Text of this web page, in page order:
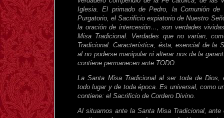
Iglesia. El primado de Pedro, la Comunión
Purgatorio, el Sacrificio expiatorio de Nuestro
la oración de intercesión…, son verdades
Misa Tradicional. Verdades que no varían,
Tradicional. Característica, ésta, esencial de la
al no poderse manipular ni alterar nos da la
contiene permanecen ante TODO.
La Santa Misa Tradicional al ser toda de Dios,
todo lugar y de toda época. Es universal, como
contiene: el Sacrificio de Cordero Divino.
Al situarnos ante la Santa Misa Tradicional,